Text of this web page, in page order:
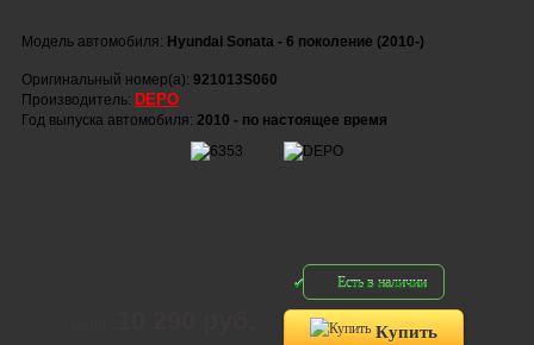
Модель автомобиля: Hyundai Sonata - 6 поколение (2010-)
Оригинальный номер(а): 921013S060
Производитель: DEPO
Год выпуска автомобиля: 2010 - по настоящее время
Есть в наличии
Купить